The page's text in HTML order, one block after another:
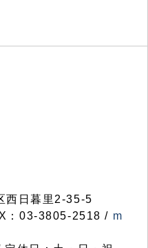
日暮里2-35-5
：03-3805-2518 / m